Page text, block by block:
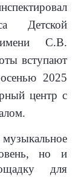
Детской
С.В.
вступают
2025
центр с
но и
для